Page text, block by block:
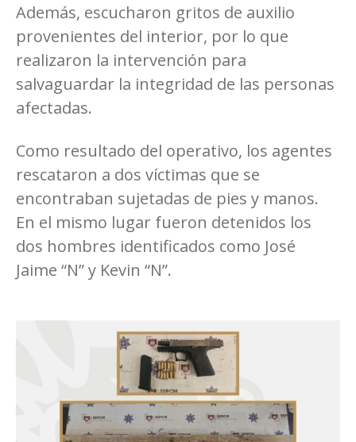
Además, escucharon gritos de auxilio
provenientes del interior, por lo que
realizaron la intervención para
salvaguardar la integridad de las personas
afectadas.
Como resultado del operativo, los agentes
rescataron a dos víctimas que se
encontraban sujetadas de pies y manos.
En el mismo lugar fueron detenidos los
dos hombres identificados como José
Jaime “N” y Kevin “N”.